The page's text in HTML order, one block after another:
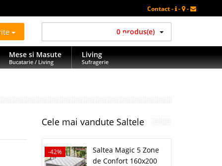
Contact - - -
0 produs(e)
Mese si Masute
Bucatarie / Living
Living
Sufragerie
Cele mai vandute Saltele
-42%
Saltea Magic 5 Zone
de Confort 160x200